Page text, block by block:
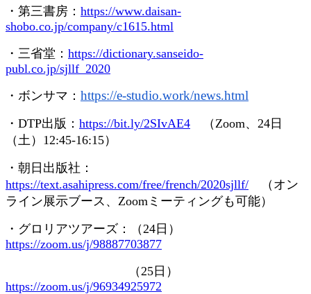
・第三書房： https://www.daisan-
shobo.co.jp/company/c1615.html
・三省堂： https://dictionary.sanseido-
publ.co.jp/sjllf_2020
・ボンサマ： https://e-studio.work/news.html
・ DTP出版： https://bit.ly/2SIvAE4 （Zoom、 24 日
（土） 12:45-16:15）
・朝日出版社：
https://text.asahipress.com/free/french/2020sjllf/ （オン
ライン展示ブース、 Zoom ミーティングも可能）
・グロリアツアーズ：（24 日）
https://zoom.us/j/98887703877
（25 日）
https://zoom.us/j/96934925972